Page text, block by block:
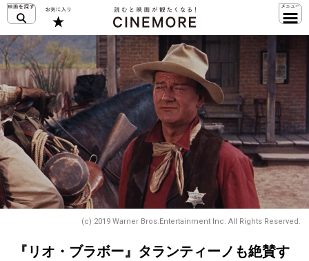
(c) 2019 Warner Bros.Entertainment Inc. All Rights Reserved.
『リオ・ブラボー』タランティーノも絶賛す